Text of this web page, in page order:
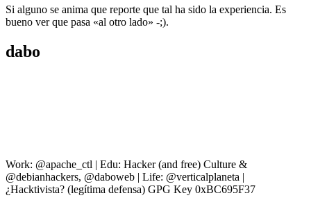
Si alguno se anima que reporte que tal ha sido la experiencia. Es
bueno ver que pasa «al otro lado» -;).
dabo
Work: @apache_ctl | Edu: Hacker (and free) Culture &
@debianhackers, @daboweb | Life: @verticalplaneta |
¿Hacktivista? (legítima defensa) GPG Key 0xBC695F37